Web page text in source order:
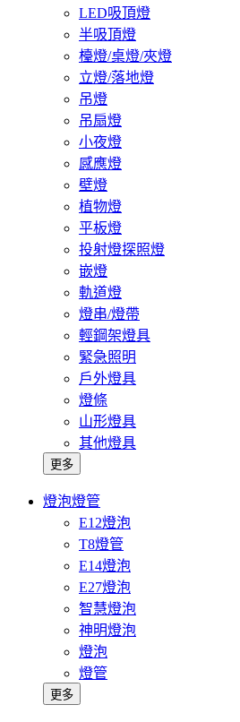
LED吸頂燈
半吸頂燈
檯燈/桌燈/夾燈
立燈/落地燈
吊燈
吊扇燈
小夜燈
感應燈
壁燈
植物燈
平板燈
投射燈探照燈
嵌燈
軌道燈
燈串/燈帶
輕鋼架燈具
緊急照明
戶外燈具
燈條
山形燈具
其他燈具
更多
燈泡燈管
E12燈泡
T8燈管
E14燈泡
E27燈泡
智慧燈泡
神明燈泡
燈泡
燈管
更多